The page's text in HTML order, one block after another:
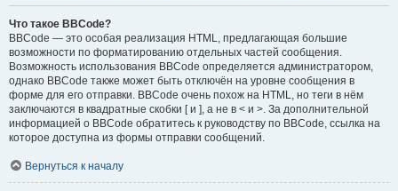
Что такое BBCode?
BBCode — это особая реализация HTML, предлагающая большие
возможности по форматированию отдельных частей сообщения.
Возможность использования BBCode определяется администратором,
однако BBCode также может быть отключён на уровне сообщения в
форме для его отправки. BBCode очень похож на HTML, но теги в нём
заключаются в квадратные скобки [ и ], а не в < и >. За дополнительной
информацией о BBCode обратитесь к руководству по BBCode, ссылка на
которое доступна из формы отправки сообщений.
Вернуться к началу